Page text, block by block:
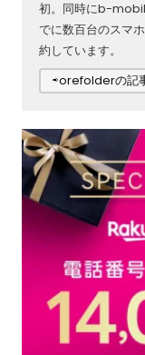
初。同時にb-
でに数百台のスマ
約しています。
⇨orefolderの記